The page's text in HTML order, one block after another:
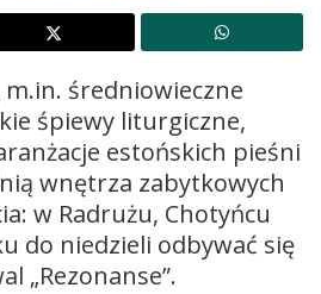
średniowieczne
śpiewy liturgiczne,
estońskich pieśni
wnętrza zabytkowych
w Radrużu, Chotyńcu
do niedzieli odbywać się
„Rezonanse”.